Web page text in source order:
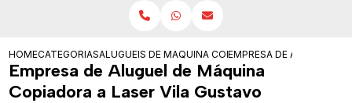
HOMECATEGORIASALUGUEIS DE COPIADORASMAQUINA COPIADORA PARA ALUGAR
EMPRESA DE ALUGUEL
Empresa de Aluguel de Máquina
Copiadora a Laser Vila Gustavo